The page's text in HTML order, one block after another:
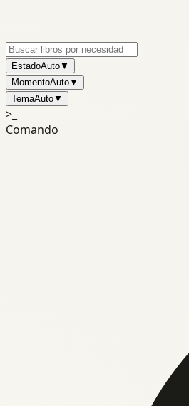
EstadoAuto▼
MomentoAuto▼
TemaAuto▼
>_
Comando